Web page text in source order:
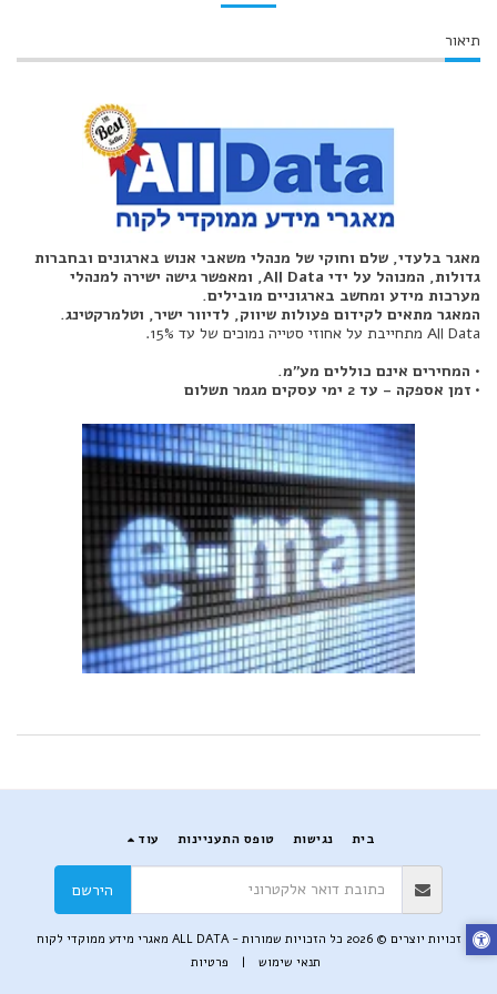
תיאור
מאגר בלעדי, שלם וחוקי של מנהלי משאבי אנוש בארגונים ובחברות
גדולות, המנוהל על ידי All Data, ומאפשר גישה ישירה למנהלי
מערכות מידע ומחשב בארגוניים מובילים.
המאגר מתאים לקידום פעולות שיווק, לדיוור ישיר, וטלמרקטינג.
All Data מתחייבת על אחוזי סטייה נמוכים של עד 15%.
• המחירים אינם כוללים מע"מ.
• זמן אספקה - עד 2 ימי עסקים מגמר תשלום
בית נגישות טופס התעניינות עוד
הירשם
זכויות יוצרים © 2026 כל הזכויות שמורות -
ALL DATA מאגרי מידע ממוקדי לקוח
תנאי שימוש | פרטיות